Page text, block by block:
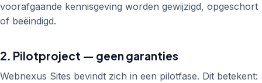
voorafgaande kennisgeving worden gewijzigd, opgeschort
of beëindigd.
2. Pilotproject — geen garanties
Webnexus Sites bevindt zich in een pilotfase. Dit betekent: